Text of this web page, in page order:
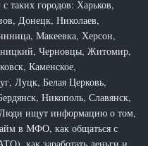
таких городов: Харьков,
Донецк, Николаев,
Макеевка, Херсон,
Черновцы, Житомир,
Каменское,
Луцк, Белая Церковь,
Никополь, Славянск,
Люди ищут информацию о том,
в МФО, как общаться с